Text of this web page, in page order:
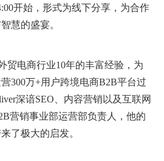
开始，形式为线下分享，为合作
慧的盛宴。
贸电商行业10年的丰富经验，为
300万+用户跨境电商B2B平台过
深谙SEO、内容营销以及互联网
营销事业部运营部负责人，他的
了极大的启发。